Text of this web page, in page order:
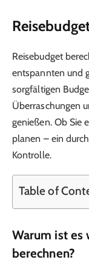
Reisebudget
entspannten und
sorgfältigen
Überraschungen
genießen. Ob Sie
planen – ein
Kontrolle.
Table of
Warum ist es
berechnen?